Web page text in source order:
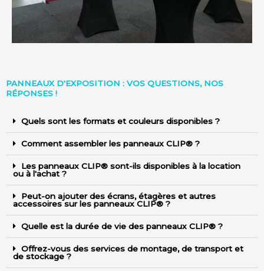
PANNEAUX D'EXPOSITION : VOS QUESTIONS, NOS
RÉPONSES !
Quels sont les formats et couleurs disponibles ?
Comment assembler les panneaux CLIP® ?
Les panneaux CLIP® sont-ils disponibles à la location
ou à l'achat ?
Peut-on ajouter des écrans, étagères et autres
accessoires sur les panneaux CLIP® ?
Quelle est la durée de vie des panneaux CLIP® ?
Offrez-vous des services de montage, de transport et
de stockage ?